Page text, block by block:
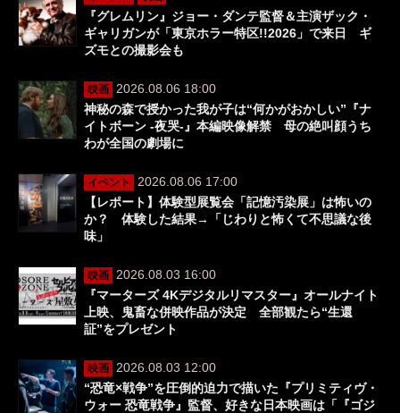
『グレムリン』ジョー・ダンテ監督＆主演ザック・
ギャリガンが「東京ホラー特区!!2026」で来日 ギ
ズモとの撮影会も
映画
2026.08.06 18:00
神秘の森で授かった我が子は“何かがおかしい”『ナ
イトボーン -夜哭-』本編映像解禁 母の絶叫顔うち
わが全国の劇場に
イベント
2026.08.06 17:00
【レポート】体験型展覧会「記憶汚染展」は怖いの
か？ 体験した結果→「じわりと怖くて不思議な後
味」
映画
2026.08.03 16:00
『マーターズ 4Kデジタルリマスター』オールナイト
上映、鬼畜な併映作品が決定 全部観たら“生還
証”をプレゼント
映画
2026.08.03 12:00
“恐竜×戦争”を圧倒的迫力で描いた『プリミティヴ・
ウォー 恐竜戦争』監督、好きな日本映画は「『ゴジ